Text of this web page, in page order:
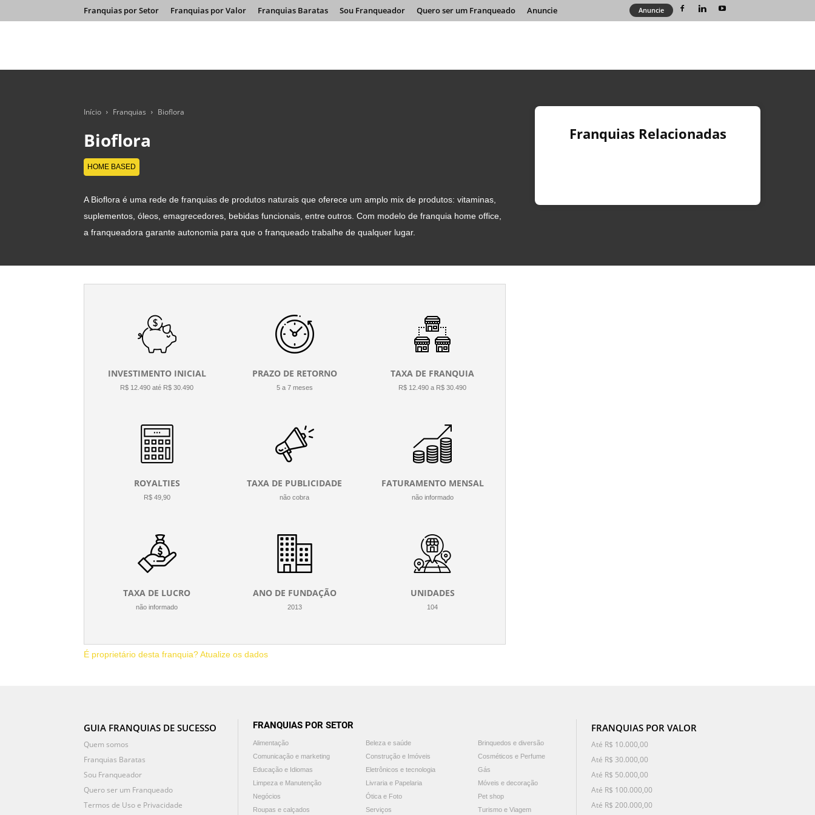
Franquias por Setor Franquias por Valor Franquias Baratas Sou Franqueador Quero ser um Franqueado Anuncie Anuncie
Início Franquias Bioflora
Bioflora
HOME BASED
A Bioflora é uma rede de franquias de produtos naturais que oferece um amplo mix de produtos: vitaminas,
suplementos, óleos, emagrecedores, bebidas funcionais, entre outros. Com modelo de franquia home office,
a franqueadora garante autonomia para que o franqueado trabalhe de qualquer lugar.
Franquias Relacionadas
INVESTIMENTO INICIAL
R$ 12.490 até R$ 30.490
PRAZO DE RETORNO
5 a 7 meses
TAXA DE FRANQUIA
R$ 12.490 a R$ 30.490
ROYALTIES
R$ 49,90
TAXA DE PUBLICIDADE
não cobra
FATURAMENTO MENSAL
não informado
TAXA DE LUCRO
não informado
ANO DE FUNDAÇÃO
2013
UNIDADES
104
É proprietário desta franquia? Atualize os dados
GUIA FRANQUIAS DE SUCESSO
Quem somos
Franquias Baratas
Sou Franqueador
Quero ser um Franqueado
Termos de Uso e Privacidade
FRANQUIAS POR SETOR
Alimentação Beleza e saúde
Brinquedos e diversão
Comunicação e marketing
Construção e Imóveis
Cosméticos e Perfume
Educação e Idiomas
Eletrônicos e tecnologia
Gás
Limpeza e Manutenção
Livraria e Papelaria
Móveis e decoração
Negócios
Ótica e Foto
Pet shop
Roupas e calçados
Serviços Turismo e Viagem
FRANQUIAS POR VALOR
Até R$ 10.000,00
Até R$ 30.000,00
Até R$ 50.000,00
Até R$ 100.000,00
Até R$ 200.000,00